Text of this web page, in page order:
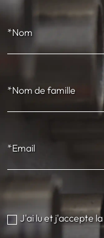
*Nom
*Nom de famille
*Email
J'ai lu et j'accepte la